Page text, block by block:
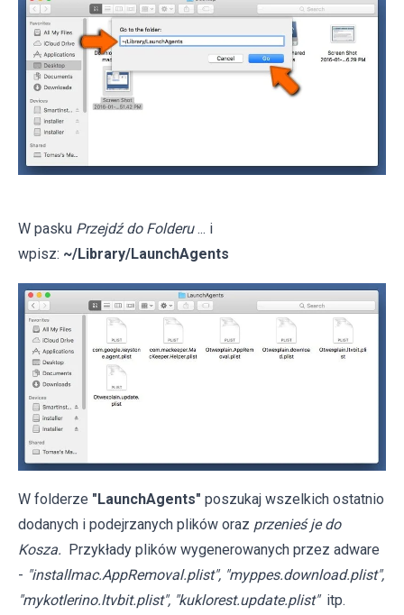
W pasku Przejdź do Folderu ... i
wpisz: ~/Library/LaunchAgents
W folderze "LaunchAgents" poszukaj wszelkich ostatnio
dodanych i podejrzanych plików oraz przenieś je do
Kosza. Przykłady plików wygenerowanych przez adware
- "installmac.AppRemoval.plist", "myppes.download.plist",
"mykotlerino.ltvbit.plist", "kuklorest.update.plist" itp.